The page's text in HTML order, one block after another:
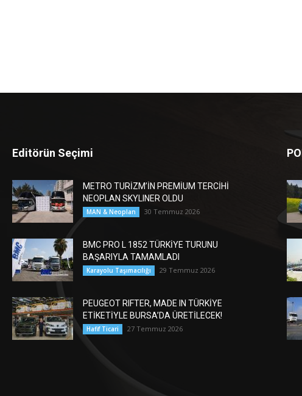
Editörün Seçimi
METRO TURİZM’İN PREMİUM TERCİHİ
NEOPLAN SKYLINER OLDU
MAN & Neoplan 30 Temmuz 2026
BMC PRO L 1852 TÜRKİYE TURUNU
BAŞARIYLA TAMAMLADI
Karayolu Taşımacılığı 29 Temmuz 2026
PEUGEOT RIFTER, MADE IN TÜRKİYE
ETİKETİYLE BURSA’DA ÜRETİLECEK!
Hafif Ticari 27 Temmuz 2026